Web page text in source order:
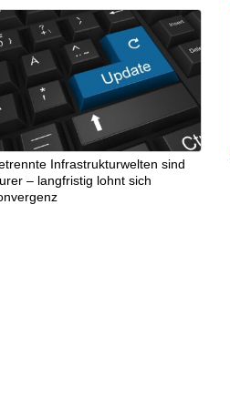
Infrastrukturwelten sind
– langfristig lohnt sich